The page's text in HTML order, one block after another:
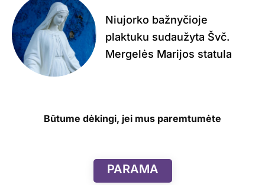
Niujorko bažnyčioje
plaktuku sudaužyta Švč.
Mergelės Marijos statula
Būtume dėkingi, jei mus paremtumėte
PARAMA